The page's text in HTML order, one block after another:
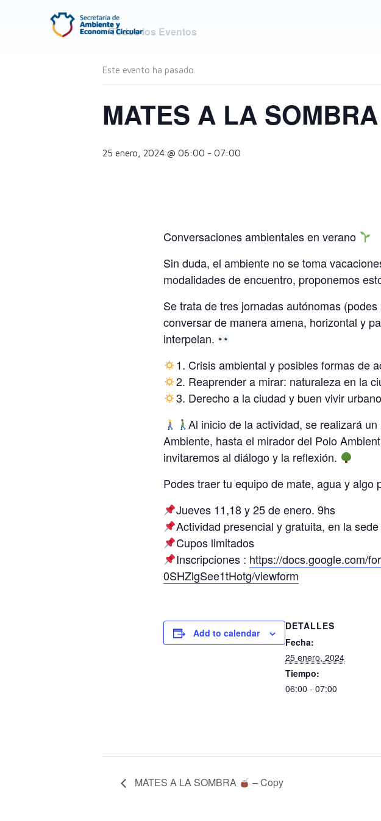
« Todos los Eventos
Este evento ha pasado.
MATES A LA SOMBRA
25 enero, 2024 @ 06:00 - 07:00
Conversaciones ambientales en verano
Sin duda, el ambiente no se toma
modalidades de encuentro, proponemos
Se trata de tres jornadas autónomas
conversar de manera amena, horizontal y
interpelan.
1. Crisis ambiental y posibles formas de
2. Reaprender a mirar: naturaleza en la
3. Derecho a la ciudad y buen vivir urbano
Al inicio de la actividad, se realizará
Ambiente, hasta el mirador del Polo
invitaremos al diálogo y la reflexión.
Podes traer tu equipo de mate, agua y algo
Jueves 11,18 y 25 de enero. 9hs
Actividad presencial y gratuita, en la
Cupos limitados
Inscripciones : https://docs.google.com/
0SHZlgSee1tHotg/viewform
Add to calendar
DETALLES
Fecha:
25 enero, 2024
Tiempo:
06:00 - 07:00
MATES A LA SOMBRA – Copy